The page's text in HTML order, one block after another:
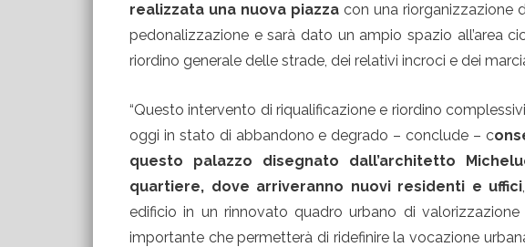
realizzata una nuova piazza con una riorganizzazione
pedonalizzazione e sarà dato un ampio spazio all’area
riordino generale delle strade, dei relativi incroci e dei
“Questo intervento di riqualificazione e riordino
oggi in stato di abbandono e degrado – conclude – c
questo palazzo disegnato dall’architetto
quartiere, dove arriveranno nuovi residenti e uffici
edificio in un rinnovato quadro urbano di
importante che permetterà di ridefinire la vocazione